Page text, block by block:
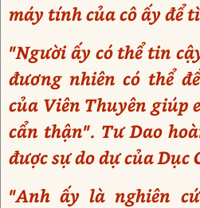
máy tính của cô ấy để
"Người ấy có thể tin
đương nhiên có thể
của Viên Thuyên giúp
cẩn thận". Tư Dao
được sự do dự của Dục
"Anh ấy là nghiên